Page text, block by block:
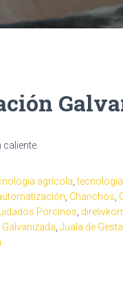
agrícola ,
Chanchos
Porcinos
Juala de